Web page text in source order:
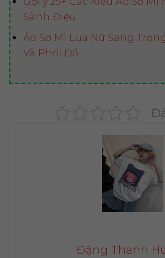
Sành Điệu
Áo Sơ Mi Lụa Nữ Sang
Và Phối Đồ
Đặng Thanh